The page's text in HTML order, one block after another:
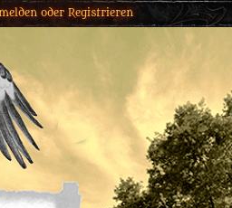
oder Registrieren